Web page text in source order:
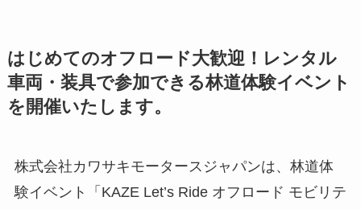
はじめてのオフロード大歓迎！レンタル
車両・装具で参加できる林道体験イベント
を開催いたします。
株式会社カワサキモータースジャパンは、林道体
験イベント「KAZE Let’s Ride オフロード モビリテ